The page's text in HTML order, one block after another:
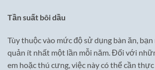
Tần suất bôi dầu
Tùy thuộc vào mức độ sử dụng bàn ăn,
quản ít nhất một lần mỗi năm. Đối với
em hoặc thú cưng, việc này có thể cần